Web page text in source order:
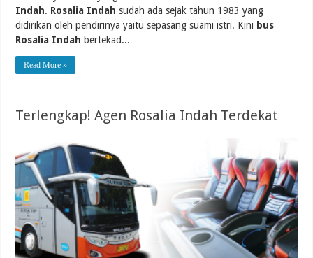
Indah. Rosalia Indah sudah ada sejak tahun 1983 yang
didirikan oleh pendirinya yaitu sepasang suami istri. Kini bus
Rosalia Indah bertekad...
Read More »
Terlengkap! Agen Rosalia Indah Terdekat